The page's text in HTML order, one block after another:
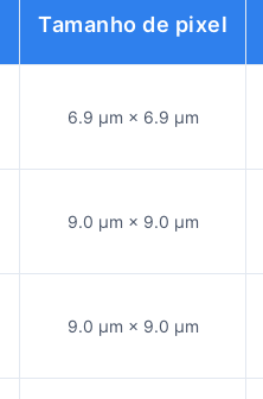
Tamanho de pixel
6.9 µm × 6.9 µm
9.0 µm × 9.0 µm
9.0 µm × 9.0 µm